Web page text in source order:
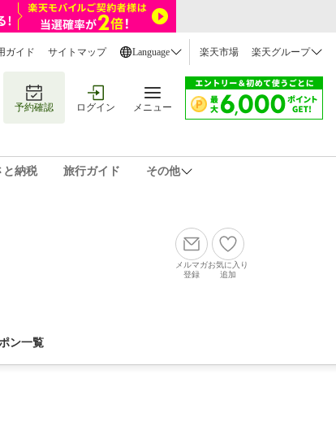
ガイド サイトマップ Language 楽天市場 楽天グループ
予約確認 ログイン メニュー
と納税 旅行ガイド その他
メルマガ
登録
お気に入り
追加
ン一覧